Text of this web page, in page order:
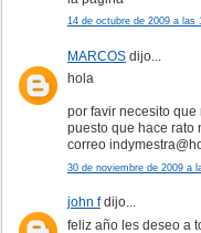
14 de octubre de 2009 a las
MARCOS dijo...
hola
por favir necesito
puesto que hace rato
correo
30 de noviembre de 2009 a
john fdijo...
feliz año les deseo a